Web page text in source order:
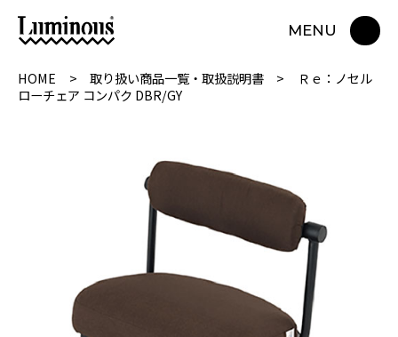
MENU
HOME 取り扱い商品一覧・取扱説明書
Ｒｅ：ノセル
ローチェア コンパク DBR/GY